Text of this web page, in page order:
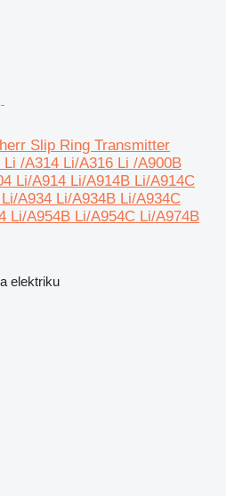
Slip Ring Transmitter
/A314 Li/A316 Li /A900B
Li/A914 Li/A914B Li/A914C
A934 Li/A934B Li/A934C
Li/A954B Li/A954C Li/A974B
elektriku